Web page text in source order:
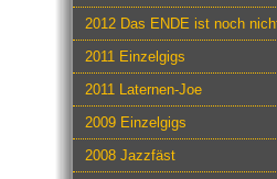
2012 Das ENDE ist noch
2011 Einzelgigs
2011 Laternen-Joe
2009 Einzelgigs
2008 Jazzfäst